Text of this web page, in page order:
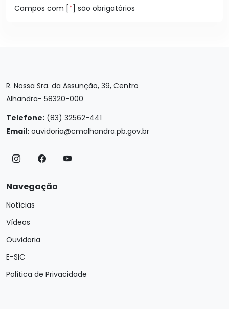
Campos com [*] são obrigatórios
R. Nossa Sra. da Assunção, 39, Centro
Alhandra- 58320-000
Telefone: (83) 32562-441
Email: ouvidoria@cmalhandra.pb.gov.br
Navegação
Notícias
Vídeos
Ouvidoria
E-SIC
Política de Privacidade